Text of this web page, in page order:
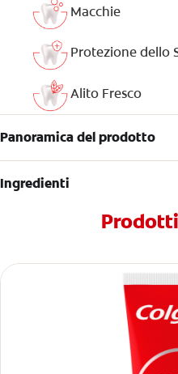
Macchie
Protezione dello
Alito Fresco
Panoramica del prodotto
Ingredienti